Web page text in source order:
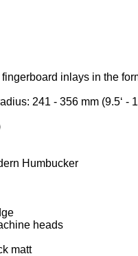
inlays in the
241 - 356 mm (9.5‘ -
Humbucker
heads
matt